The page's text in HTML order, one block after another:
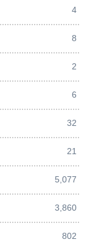
4
8
2
6
32
21
5,077
3,860
802